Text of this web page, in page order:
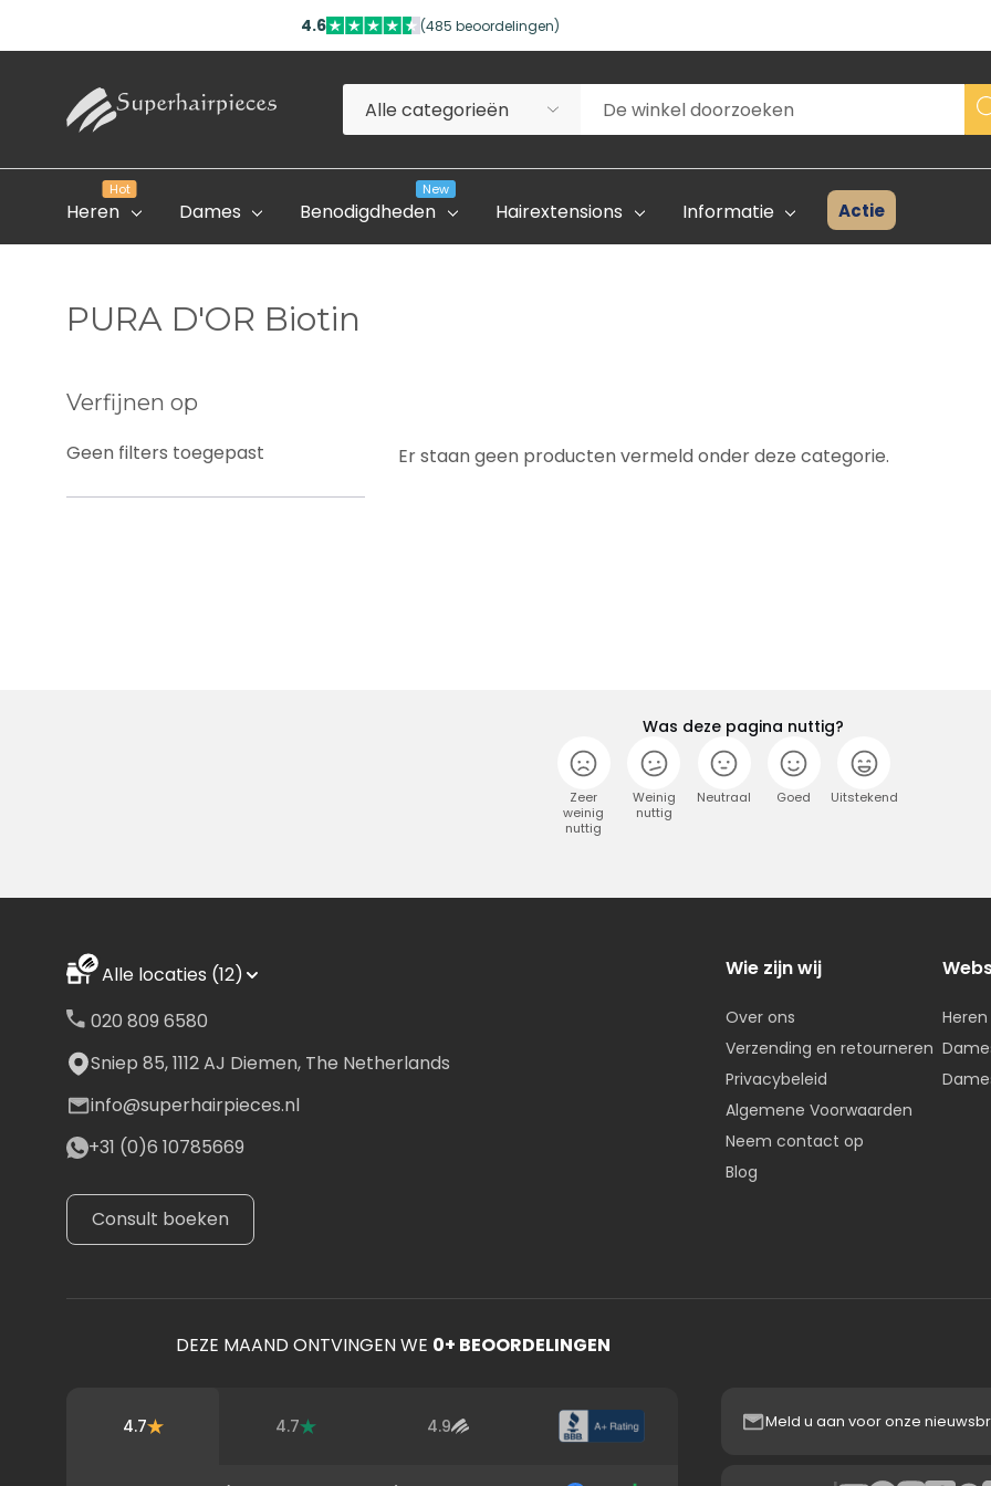
4.6 (485 beoordelingen)
Alle
categorieën
Zoeken
Heren
Hot
Dames Benodigdheden
New
Hairextensions Informatie
Professioneel Account
Aanvraagformulier
FAQ
Actie
PURA D'OR Biotin
Verfijnen op
Geen filters toegepast Er staan geen producten vermeld onder deze categorie.
Was deze pagina nuttig?
Zeer
weinig
nuttig
Weinig
nuttig
Neutraal Goed Uitstekend
DEZE MAAND ONTVINGEN WE 0+ BEOORDELINGEN
4.7 4.7 4.9
Alle locaties (12)
020 809 6580
Sniep 85, 1112 AJ Diemen, The Netherlands
info@superhairpieces.nl
+31 (0)6 10785669
Consult boeken
Wie zijn wij
Over ons
Verzending en retourneren
Privacybeleid
Algemene Voorwaarden
Neem contact op
Blog
Meld u aan voor onze